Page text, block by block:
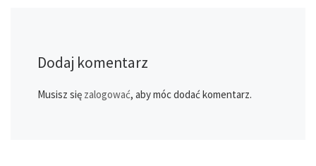
Dodaj komentarz
Musisz się zalogować, aby móc dodać komentarz.